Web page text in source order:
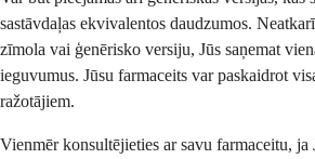
sastāvdaļas ekvivalentos daudzumos.
zīmola vai ģenērisko versiju, Jūs saņemat
ieguvumus. Jūsu farmaceits var paskaidrot
ražotājiem.
Vienmēr konsultējieties ar savu farmaceitu, ja